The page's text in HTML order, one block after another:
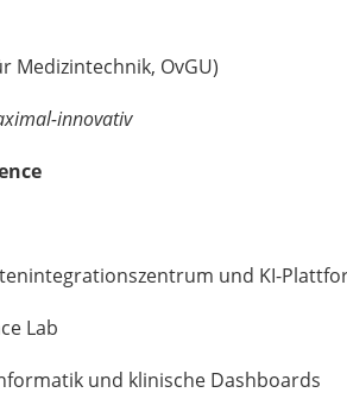
Medizintechnik, OvGU)
innovativ
und KI-
Lab
und klinische Dashboards